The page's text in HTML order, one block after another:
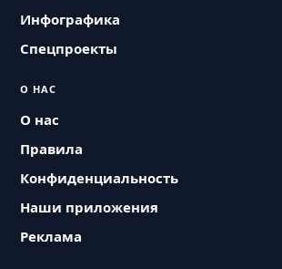
Инфографика
Спецпроекты
О НАС
О нас
Правила
Конфиденциальность
Наши приложения
Реклама